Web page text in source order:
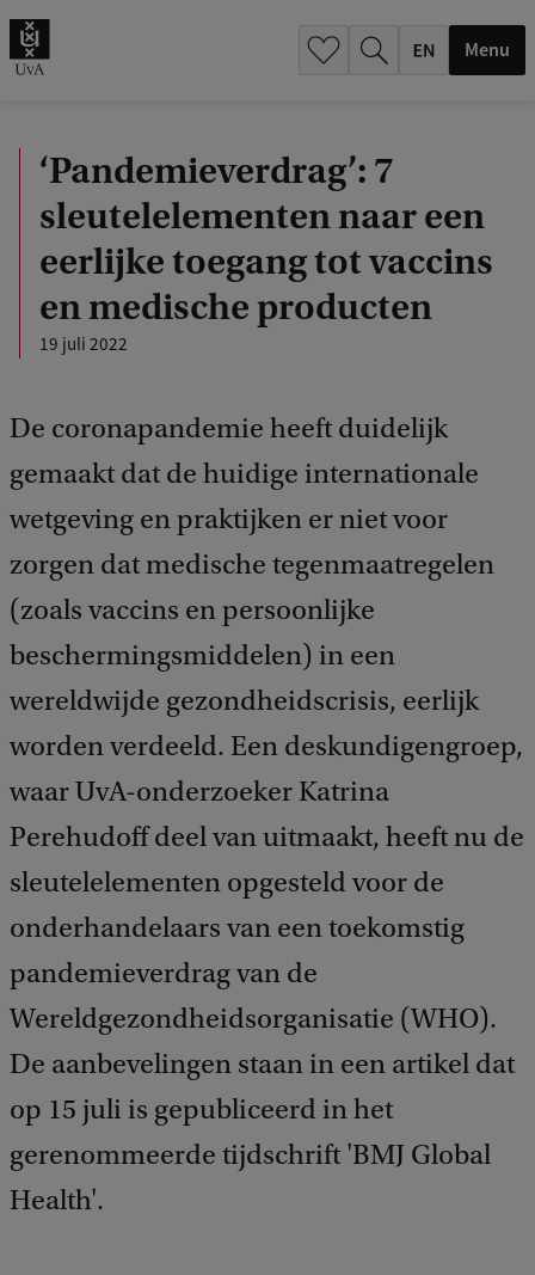
Menu
‘Pandemieverdrag’: 7
sleutelelementen naar een
eerlijke toegang tot vaccins
en medische producten
19 juli 2022
De coronapandemie heeft duidelijk
gemaakt dat de huidige internationale
wetgeving en praktijken er niet voor
zorgen dat medische tegenmaatregelen
(zoals vaccins en persoonlijke
beschermingsmiddelen) in een
wereldwijde gezondheidscrisis, eerlijk
worden verdeeld. Een deskundigengroep,
waar UvA-onderzoeker Katrina
Perehudoff deel van uitmaakt, heeft nu de
sleutelelementen opgesteld voor de
onderhandelaars van een toekomstig
pandemieverdrag van de
Wereldgezondheidsorganisatie (WHO).
De aanbevelingen staan in een artikel dat
op 15 juli is gepubliceerd in het
gerenommeerde tijdschrift 'BMJ Global
Health'.